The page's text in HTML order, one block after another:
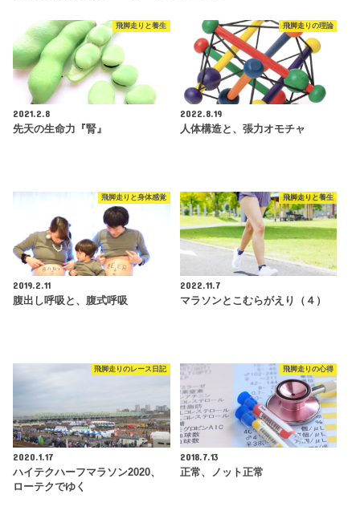
飛脚走りと養生
2021.2.8
先天の生命力『腎』
飛脚走りの理論
2022.8.19
人体構造と、張力オモチャ
飛脚走りと身体感覚
2019.2.11
腹出し呼吸と、腹式呼吸
飛脚走りと養生
2022.11.7
マラソンとこむらがえり（４）
飛脚走りのレース日記
2020.1.17
ハイテクハーフマラソン2020、
ローテクでゆく
飛脚走りの心得
2018.7.13
正常、ノット正常